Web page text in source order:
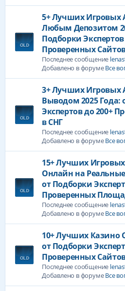
5+ Лучших Игровых
Любым Депозитом
Подборки Экспертов
Проверенных
Последнее сообщение
Добавлено в форумеВсе
3+ Лучших Игровых
Выводом 2025 Года:
Экспертов до 200+
в СНГ
Последнее сообщение
Добавлено в форумеВсе
15+ Лучших
Онлайн на
от Подборки
Проверенных
Последнее сообщение
Добавлено в форумеВсе
10+ Лучших Казино
от Подборки
Проверенных
Последнее сообщение
Добавлено в форумеВсе